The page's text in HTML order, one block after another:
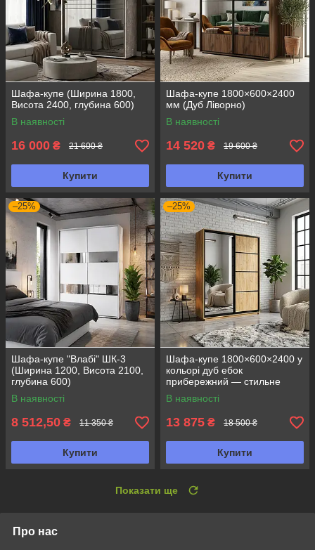
Шафа-купе (Ширина 1800,
Висота 2400, глубина 600)
В наявності
16 000 ₴ 21 600 ₴
Купити
Шафа-купе 1800×600×2400
мм (Дуб Ліворно)
В наявності
14 520 ₴ 19 600 ₴
Купити
–25%
Шафа-купе "Влабі" ШК-3
(Ширина 1200, Висота 2100,
глубина 600)
В наявності
8 512,50 ₴ 11 350 ₴
Купити
–25%
Шафа-купе 1800×600×2400 у
кольорі дуб ебок
прибережний — стильне
рішення для сучасного
інтер’єру
В наявності
13 875 ₴ 18 500 ₴
Купити
Показати ще
Про нас